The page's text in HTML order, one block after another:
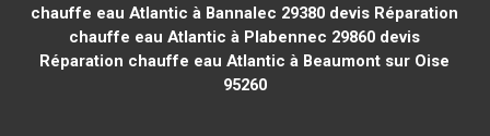
chauffe eau Atlantic à Bannalec 29380 devis Réparation
chauffe eau Atlantic à Plabennec 29860 devis
Réparation chauffe eau Atlantic à Beaumont sur Oise
95260